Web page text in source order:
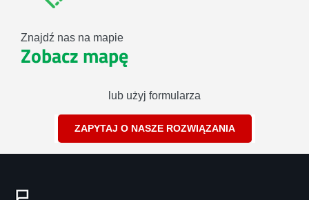
Znajdź nas na mapie
Zobacz mapę
lub użyj formularza
ZAPYTAJ O NASZE ROZWIĄZANIA